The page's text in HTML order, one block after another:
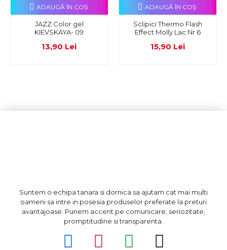
JAZZ Color gel
KIEVSKAYA- 09
13,90 Lei
ADAUGĂ ÎN COŞ
Sclipici Thermo Flash
Effect Molly Lac Nr.6
15,90 Lei
ADAUGĂ ÎN COŞ
Suntem o echipa tanara si dornica sa ajutam cat mai multi
oameni sa intre in posesia produselor preferate la preturi
avantajoase. Punem accent pe comunicare, seriozitate,
promptitudine si transparenta.